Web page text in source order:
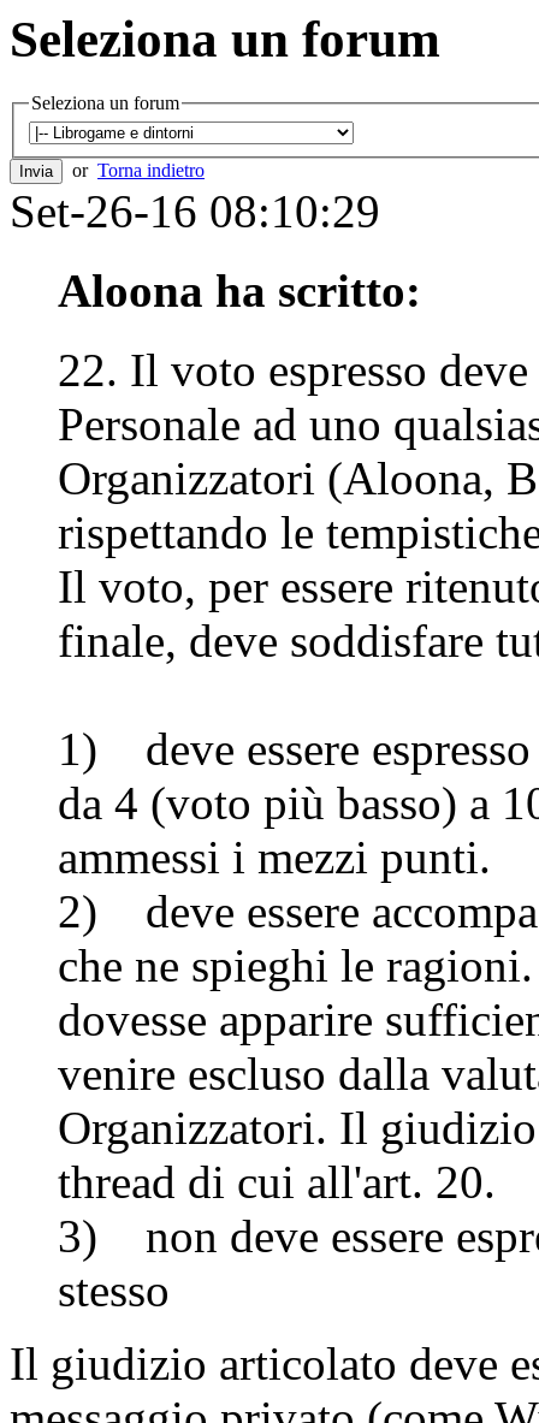
Seleziona un forum
Seleziona un forum
or Torna indietro
Set-26-16 08:10:29
Aloona ha scritto:
22. Il voto espresso
Personale ad uno
Organizzatori (Aloona,
rispettando le
Il voto, per essere
finale, deve soddisfare
1) deve essere
da 4 (voto più basso) a
ammessi i mezzi punti.
2) deve essere
che ne spieghi le
dovesse apparire
venire escluso dalla
Organizzatori. Il giudizio
thread di cui all'art. 20.
3) non deve essere
stesso
Il giudizio articolato deve